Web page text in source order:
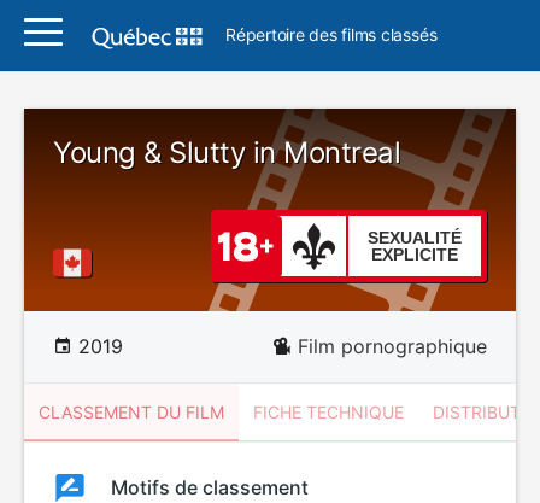
Répertoire des films classés
Young & Slutty in Montreal
SEXUALITÉ
EXPLICITE
2019 Film pornographique
CLASSEMENT DU FILM FICHE TECHNIQUE
ClassementClassement
Motifs de classement